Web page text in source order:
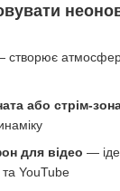
створює
або стрім-
для відео —
YouTube